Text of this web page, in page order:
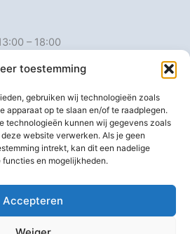
toestemming
gebruiken wij technologieën zoals
apparaat op te slaan en/of te raadplegen.
technologieën kunnen wij gegevens zoals
website verwerken. Als je geen
intrekt, kan dit een nadelige
en mogelijkheden.
Accepteren
– 18:00
13:00 – 18:00
13:00 – 18:00
– 18:00